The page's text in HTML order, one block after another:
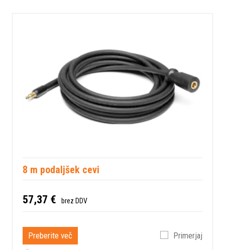
8 m podaljšek cevi
57,37 € brez DDV
Preberite več Primerjaj